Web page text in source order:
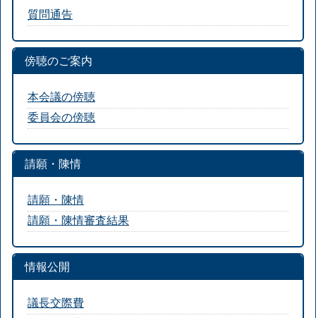
質問通告
傍聴のご案内
本会議の傍聴
委員会の傍聴
請願・陳情
請願・陳情
請願・陳情審査結果
情報公開
議長交際費